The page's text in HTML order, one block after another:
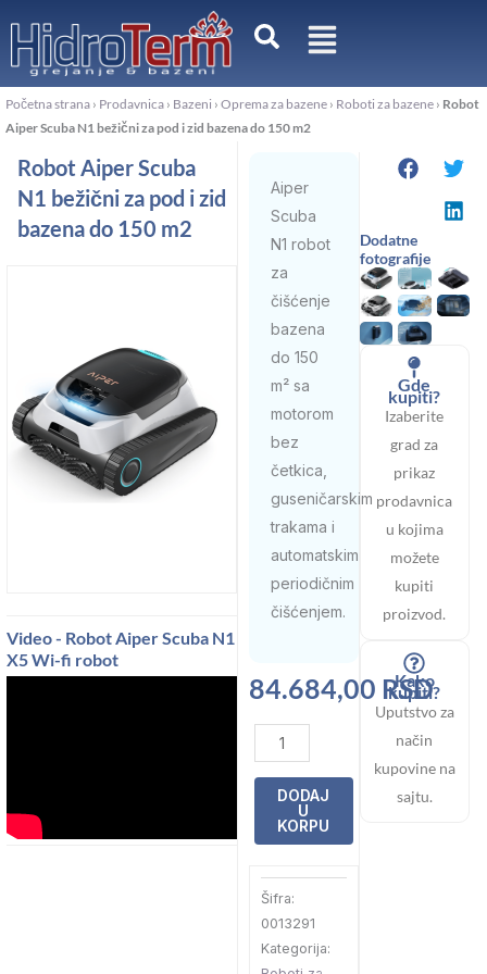
sadržaj
Početna strana › Prodavnica › Bazeni › Oprema za bazene › Roboti za bazene › Robot
Aiper Scuba N1 bežični za pod i zid bazena do 150 m2
Robot Aiper Scuba
N1 bežični za pod i zid
bazena do 150 m2
Video - Robot Aiper Scuba N1
X5 Wi-fi robot
Aiper
Scuba
N1 robot
za
čišćenje
bazena
do 150
m² sa
motorom
bez
četkica,
guseničarskim
trakama i
automatskim
periodičnim
čišćenjem.
84.684,00 RSD
Robot
Aiper
Scuba
bežični
pod
zid
DODAJ
U
KORPU
Šifra:
0013291
Kategorija:
Dodatne
fotografije
Gde
kupiti?
Izaberite
grad za
prikaz
prodavnica
u kojima
možete
kupiti
proizvod.
Kako
kupiti?
Uputstvo za
način
kupovine na
sajtu.